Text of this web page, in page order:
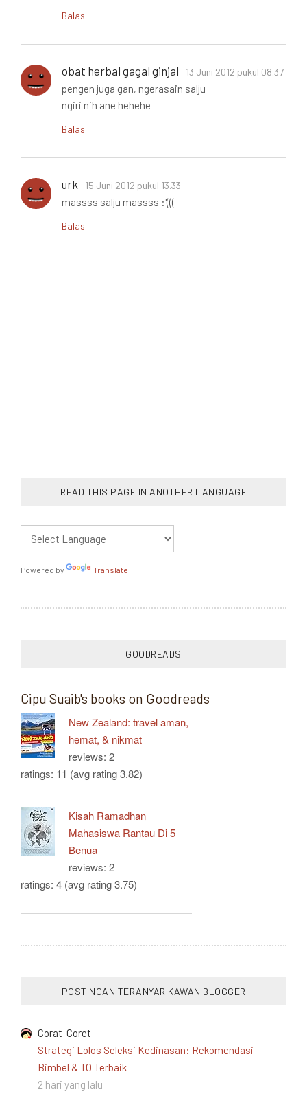
Balas
obat herbal gagal ginjal 13 Juni 2012 pukul 08.37
pengen juga gan, ngerasain salju
ngiri nih ane hehehe
Balas
urk 15 Juni 2012 pukul 13.33
massss salju massss :'(((
Balas
READ THIS PAGE IN ANOTHER LANGUAGE
Powered by Translate
GOODREADS
Cipu Suaib's books on Goodreads
New Zealand: travel aman,
hemat, & nikmat
reviews: 2
ratings: 11 (avg rating 3.82)
Kisah Ramadhan
Mahasiswa Rantau Di 5
Benua
reviews: 2
ratings: 4 (avg rating 3.75)
POSTINGAN TERANYAR KAWAN BLOGGER
Corat-Coret
Strategi Lolos Seleksi Kedinasan: Rekomendasi
Bimbel & TO Terbaik
2 hari yang lalu